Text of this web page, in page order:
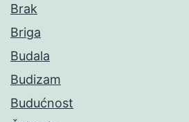
Brak
Briga
Budala
Budizam
Budućnost